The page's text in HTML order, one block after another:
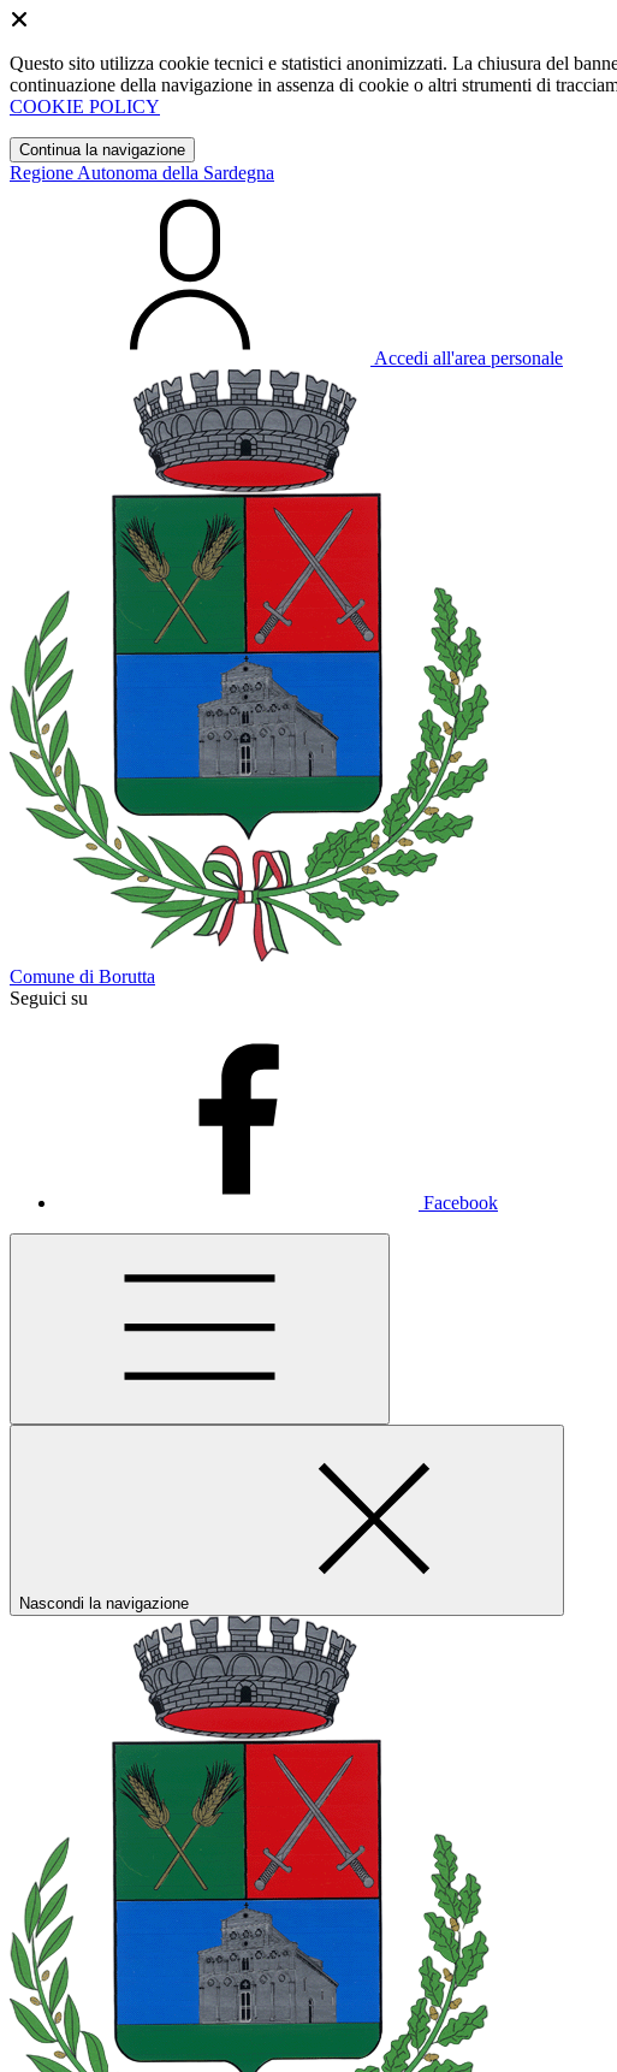
Questo sito utilizza cookie tecnici e statistici anonimizzati. La chiusura del
continuazione della navigazione in assenza di cookie o altri strumenti di
COOKIE POLICY
Continua la navigazione
Regione Autonoma della Sardegna
Accedi all'area personale
Comune di Borutta
Seguici su
Facebook
Nascondi la navigazione